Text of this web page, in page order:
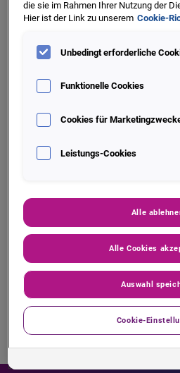
Wir schaffen Chancen, indem
ihr finanzielles Wohlergehen zu
die sie im Rahmen Ihrer Nutzung der
Hier ist der Link zu unserem Cookie-
Unbedingt erforderliche
Funktionelle Cookies
Cookies für
Leistungs-Cookies
Alle
Alle Cookies
Auswahl
Cookie-